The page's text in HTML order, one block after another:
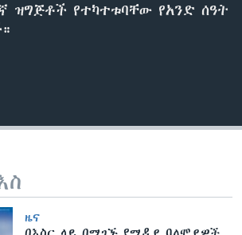
ዝግጅቶች የተካተቱባቸው የአንድ ሰዓት
ዜና